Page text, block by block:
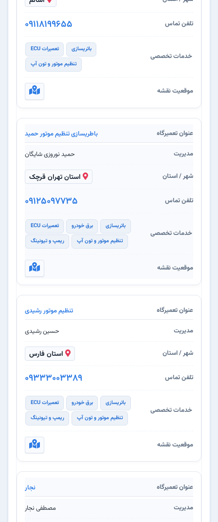
09118199655
باتریسازی
تعمیرات ECU
تنظیم موتور و تون آپ
باطریسازی تنظیم موتور حمید
حمید نوروزی شایگان
استان تهران قرچک
09125097735
باتریسازی برق خودرو
تعمیرات ECU
تنظیم موتور و تون آپ
ریمپ و تیونینگ
تنظیم موتور رشیدی
حسین رشیدی
استان فارس
09333003389
باتریسازی برق خودرو
تعمیرات ECU
تنظیم موتور و تون آپ
ریمپ و تیونینگ
نجار
مصطفی نجار